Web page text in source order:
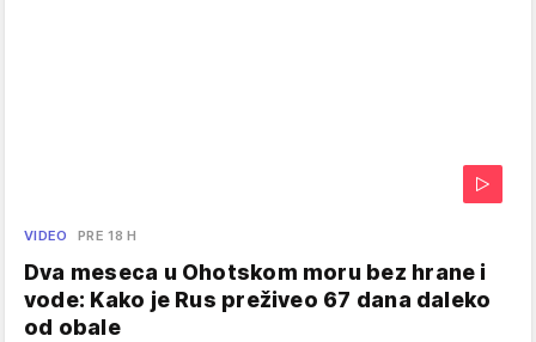
VIDEO PRE 18 H
Dva meseca u Ohotskom moru bez hrane i
vode: Kako je Rus preživeo 67 dana daleko
od obale